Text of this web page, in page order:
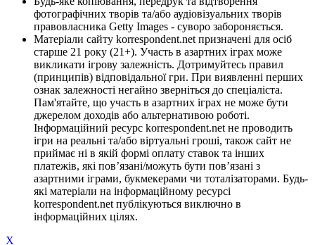
фотографічних творів та/або аудіовізуальних творів
правовласника Getty Images - суворо забороняється.
Матеріали сайту korrespondent.net призначені для осіб
старше 21 року (21+). Участь в азартних іграх може
викликати ігрову залежність. Дотримуйтесь правил
(принципів) відповідальної гри. При виявленні перших
ознак залежності негайно зверніться до спеціаліста.
Пам'ятайте, що участь в азартних іграх не може бути
джерелом доходів або альтернативою роботі.
Інформаційний ресурс korrespondent.net не проводить
ігри на реальні та/або віртуальні гроші, також сайт не
приймає ні в якій формі оплату ставок та інших
платежів, які пов’язані/можуть бути пов’язані з
азартними іграми, букмекерами чи тоталізаторами. Будь-
які матеріали на інформаційному ресурсі
korrespondent.net публікуються виключно в
інформаційних цілях.
X